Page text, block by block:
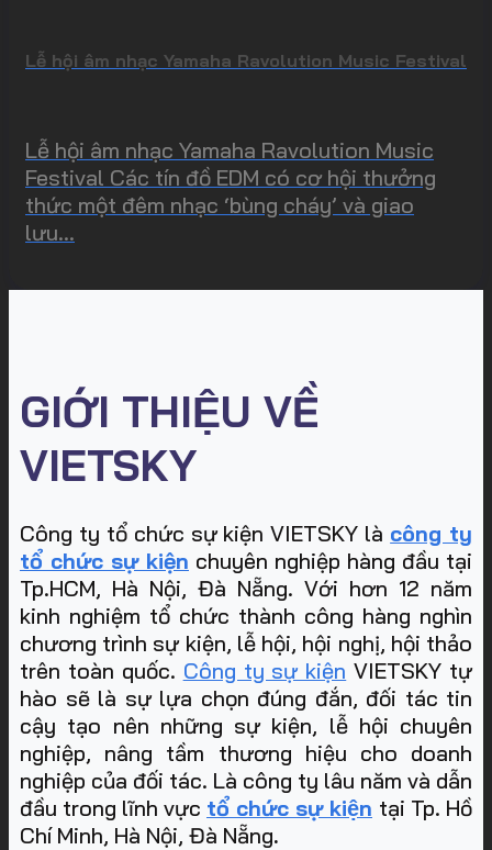
Lễ hội âm nhạc Yamaha Ravolution Music Festival
Lễ hội âm nhạc Yamaha Ravolution Music
Festival Các tín đồ EDM có cơ hội thưởng
thức một đêm nhạc ‘bùng cháy’ và giao
lưu...
GIỚI THIỆU VỀ
VIETSKY
Công ty tổ chức sự kiện VIETSKY là công ty
tổ chức sự kiện chuyên nghiệp hàng đầu tại
Tp.HCM, Hà Nội, Đà Nẵng. Với hơn 12 năm
kinh nghiệm tổ chức thành công hàng nghìn
chương trình sự kiện, lễ hội, hội nghị, hội thảo
trên toàn quốc. Công ty sự kiện VIETSKY tự
hào sẽ là sự lựa chọn đúng đắn, đối tác tin
cậy tạo nên những sự kiện, lễ hội chuyên
nghiệp, nâng tầm thương hiệu cho doanh
nghiệp của đối tác. Là công ty lâu năm và dẫn
đầu trong lĩnh vực tổ chức sự kiện tại Tp. Hồ
Chí Minh, Hà Nội, Đà Nẵng.